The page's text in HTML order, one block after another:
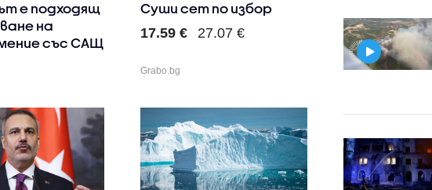
е подходящ
на
със САЩ
Суши сет по избор
17.59 € 27.07 €
Grabo.bg